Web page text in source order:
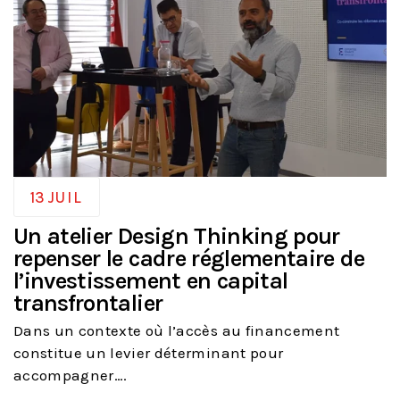
13 JUIL
Un atelier Design Thinking pour
repenser le cadre réglementaire de
l’investissement en capital
transfrontalier
Dans un contexte où l’accès au financement
constitue un levier déterminant pour
accompagner….